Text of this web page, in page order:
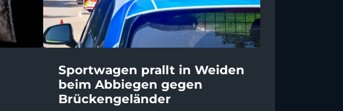
Sportwagen prallt in Weiden
beim Abbiegen gegen
Brückengeländer